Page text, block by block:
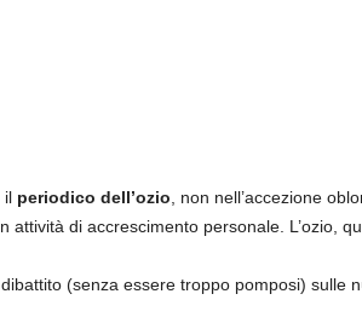
il periodico dell’ozio , non nell’accezione
attività di accrescimento personale. L’ozio,
(senza essere troppo pomposi)